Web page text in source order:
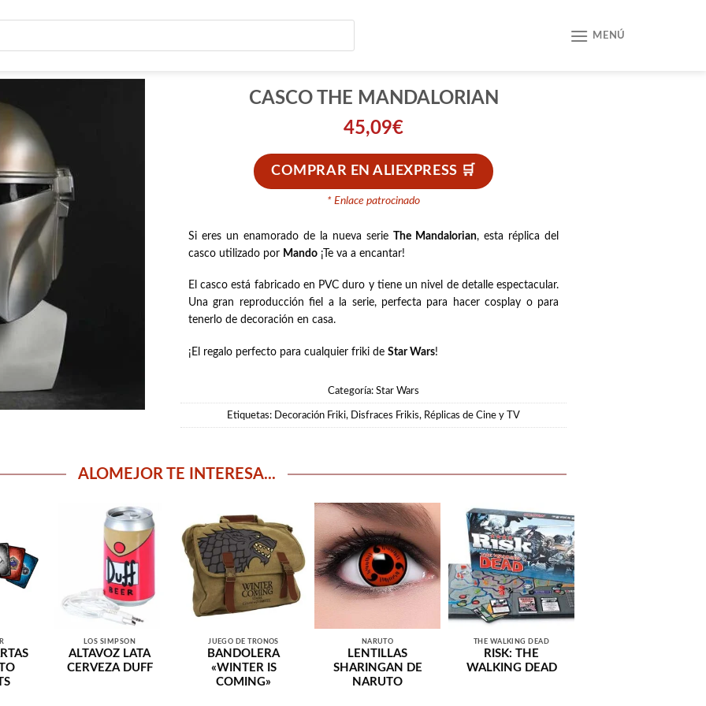
MENÚ
CASCO THE MANDALORIAN
45,09€
COMPRAR EN ALIEXPRESS
* Enlace patrocinado
Si eres un enamorado de la nueva serie The Mandalorian, esta réplica del
casco utilizado por Mando ¡Te va a encantar!
El casco está fabricado en PVC duro y tiene un nivel de detalle espectacular.
Una gran reproducción fiel a la serie, perfecta para hacer cosplay o para
tenerlo de decoración en casa.
¡El regalo perfecto para cualquier friki de Star Wars!
Categoría: Star Wars
Etiquetas: Decoración Friki, Disfraces Frikis, Réplicas de Cine y TV
ALOMEJOR TE INTERESA...
LOS SIMPSON
ALTAVOZ LATA
CERVEZA DUFF
JUEGO DE TRONOS
BANDOLERA
«WINTER IS
COMING»
NARUTO
LENTILLAS
SHARINGAN DE
NARUTO
THE WALKING DEAD
RISK: THE
WALKING DEAD